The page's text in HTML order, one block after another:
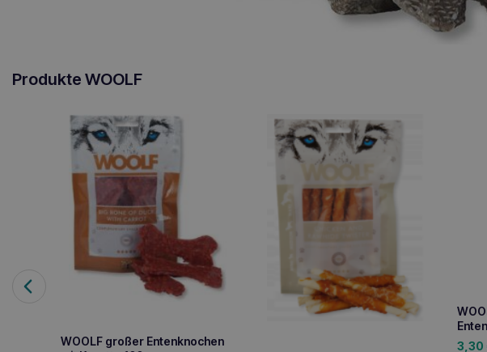
Produkte WOOLF
WOOLF großer Entenknochen
3,30